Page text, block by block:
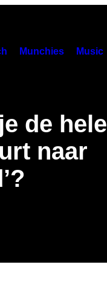
Munchies Music
de hele
naar